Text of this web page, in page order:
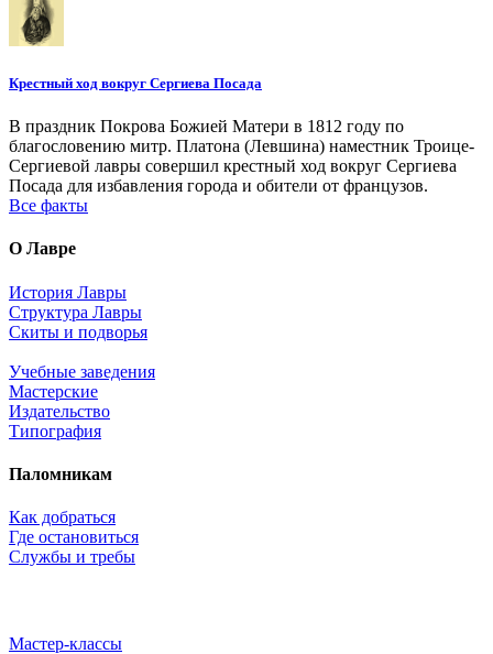
Крестный ход вокруг Сергиева Посада
В праздник Покрова Божией Матери в 1812 году по
благословению митр. Платона (Левшина) наместник Троице-
Сергиевой лавры совершил крестный ход вокруг Сергиева
Посада для избавления города и обители от французов.
Все факты
О Лавре
История Лавры
Структура Лавры
Скиты и подворья
Учебные заведения
Мастерские
Издательство
Типография
Паломникам
Как добраться
Где остановиться
Службы и требы
Мастер-классы